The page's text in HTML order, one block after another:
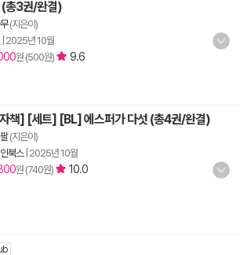
총3권/완결)
(지은이)
2025년 10월
원 (500원) 9.6
책] [세트] [BL] 에스퍼가 다섯 (총4권/완결)
(지은이)
북스| 2025년 10월
원 (740원) 10.0